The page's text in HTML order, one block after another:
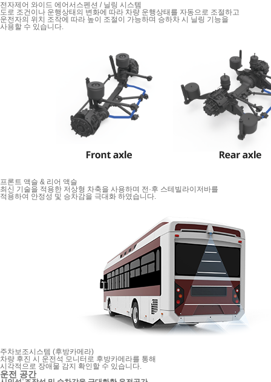
전자제어 와이드 에어서스펜션 / 닐링 시스템
도로 조건이나 운행상태의 변화에 따라 차량 운행상태를 자동으로 조절하고
운전자의 위치 조작에 따라 높이 조절이 가능하며 승하차 시 닐링 기능을
사용할 수 있습니다.
프론트 액슬 & 리어 액슬
최신 기술을 적용한 저상형 차축을 사용하며 전·후 스테빌라이저바를
적용하여 안정성 및 승차감을 극대화 하였습니다.
주차보조시스템 (후방카메라)
차량 후진 시 운전석 모니터로 후방카메라를 통해
시각적으로 장애물 감지 확인할 수 있습니다.
운전 공간